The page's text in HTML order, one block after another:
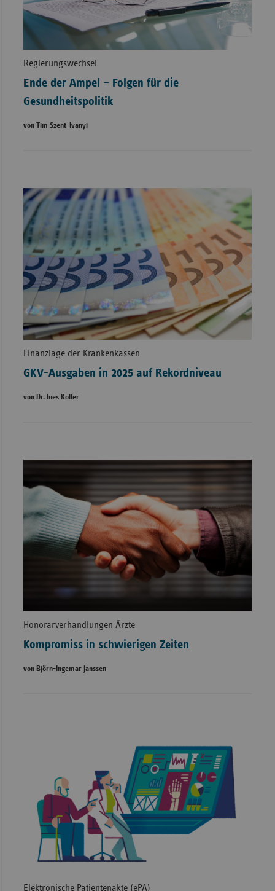
Regierungswechsel
Ende der Ampel – Folgen für die
Gesundheitspolitik
von Tim Szent-Ivanyi
Finanzlage der Krankenkassen
GKV-Ausgaben in 2025 auf Rekordniveau
von Dr. Ines Koller
Honorarverhandlungen Ärzte
Kompromiss in schwierigen Zeiten
von Björn-Ingemar Janssen
Elektronische Patientenakte (ePA)